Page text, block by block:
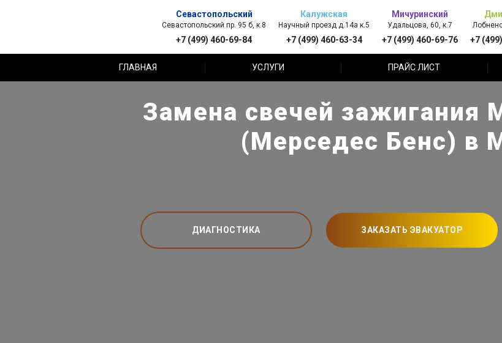
Севастопольский
Севастопольский пр. 95 б, к.8
+7 (499) 460-69-84
Калужская
Научный проезд д.14а к.5
+7 (499) 460-63-34
Мичуринский
Удальцова, 60, к.7
+7 (499) 460-69-76 +7
ГЛАВНАЯ УСЛУГИ ПРАЙС ЛИСТ
Замена свечей зажигания
(Мерседес Бенс) в
ДИАГНОСТИКА ЗАКАЗАТЬ ЭВАКУАТОР